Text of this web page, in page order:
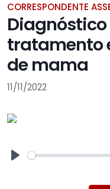
CORRESPONDENTE
tratamento
de mama
11/11/2022